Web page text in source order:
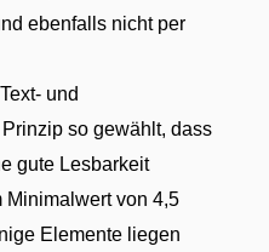
ebenfalls nicht per
und
so gewählt, dass
gute Lesbarkeit
von 4,5
Elemente liegen